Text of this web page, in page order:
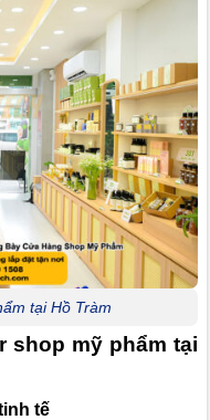
tại Hồ Tràm
shop mỹ phẩm tại
tế